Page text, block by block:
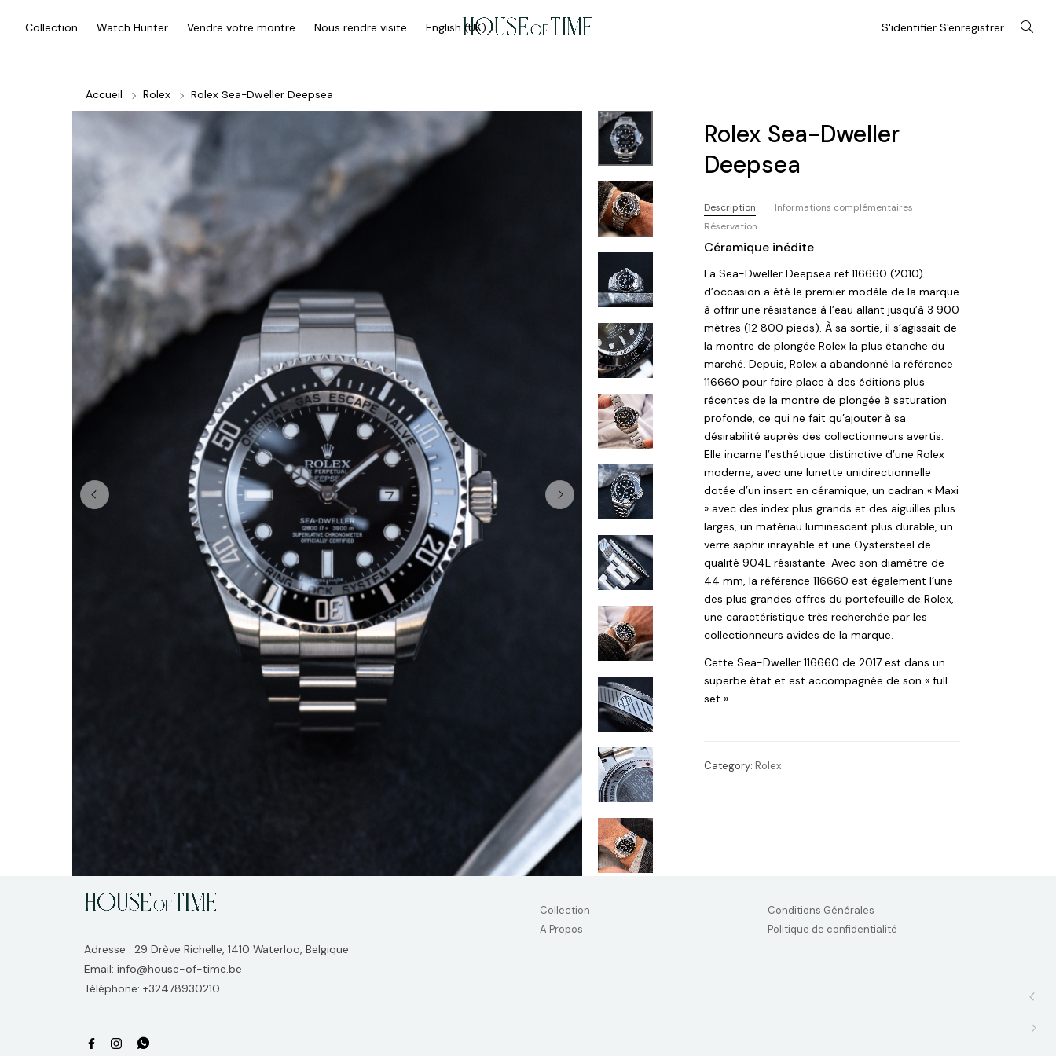
S'identifier S'enregistrer
Collection Watch Hunter Vendre votre montre Nous rendre visite English (UK)
Accueil Rolex Rolex Sea-Dweller Deepsea
Rolex Sea-Dweller
Deepsea
Description
Informations complémentaires
Réservation
Céramique inédite
La Sea-Dweller Deepsea ref 116660 (2010)
d’occasion a été le premier modèle de la marque
à offrir une résistance à l’eau allant jusqu’à 3 900
mètres (12 800 pieds). À sa sortie, il s’agissait de
la montre de plongée Rolex la plus étanche du
marché. Depuis, Rolex a abandonné la référence
116660 pour faire place à des éditions plus
récentes de la montre de plongée à saturation
profonde, ce qui ne fait qu’ajouter à sa
désirabilité auprès des collectionneurs avertis.
Elle incarne l’esthétique distinctive d’une Rolex
moderne, avec une lunette unidirectionnelle
dotée d’un insert en céramique, un cadran « Maxi
» avec des index plus grands et des aiguilles plus
larges, un matériau luminescent plus durable, un
verre saphir inrayable et une Oystersteel de
qualité 904L résistante. Avec son diamètre de
44 mm, la référence 116660 est également l’une
des plus grandes offres du portefeuille de Rolex,
une caractéristique très recherchée par les
collectionneurs avides de la marque.
Cette Sea-Dweller 116660 de 2017 est dans un
superbe état et est accompagnée de son « full
set ».
Category: Rolex
Adresse : 29 Drève Richelle, 1410 Waterloo, Belgique
Email: info@house-of-time.be
Téléphone: +32478930210
Collection
A Propos
Conditions Générales
Politique de confidentialité